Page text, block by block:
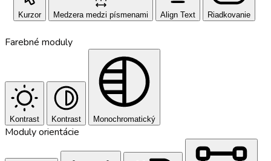
Kurzor Medzera medzi písmenami Align Text Riadkovanie
Farebné moduly
Kontrast Kontrast Monochromatický
Moduly orientácie